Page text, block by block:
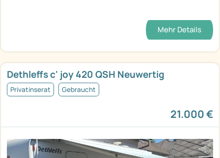
Mehr Details
Dethleffs c' joy 420 QSH Neuwertig
Privatinserat Gebraucht
21.000 €